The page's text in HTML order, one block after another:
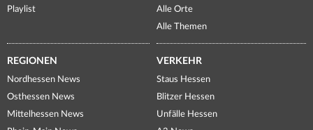
Playlist
Alle Orte
Alle Themen
REGIONEN
Nordhessen News
Osthessen News
Mittelhessen News
VERKEHR
Staus Hessen
Blitzer Hessen
Unfälle Hessen